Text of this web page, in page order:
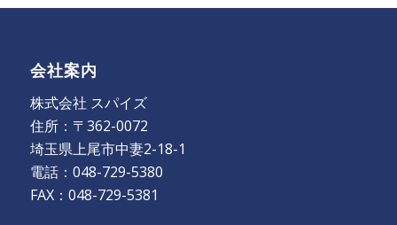
会社案内
株式会社 スパイズ
住所：〒362-0072
埼玉県上尾市中妻2-18-1
電話：048-729-5380
FAX：048-729-5381